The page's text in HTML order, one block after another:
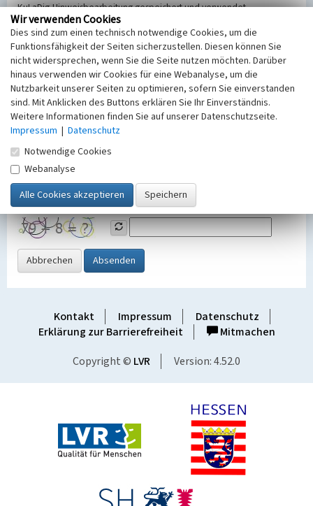
KuLaDig-Hinweisbearbeitung gespeichert und verwendet.
Selbstverständlich werden diese entsprechend der Vorschriften des
Telemediengesetzes, des Datenschutzgesetzes NRW und der seit
dem 25.05.2018 gültigen Europäischen Datenschutzgrundverordnung
(EU-DSGVO) vertraulich behandelt, beachten Sie bitte unsere
Hinweise zumDatenschutz
Nachricht
SicherheitsabfrageTragen Sie unten das Rechenergebnis aus der
Grafik ein
Abbrechen Absenden
Kontakt Impressum
Datenschutz
Erklärung zur Barrierefreiheit
Mitmachen
Copyright © LVR Version: 4.52.0
Wir verwenden Cookies
Dies sind zum einen technisch notwendige Cookies, um die
Funktionsfähigkeit der Seiten sicherzustellen. Diesen können Sie
nicht widersprechen, wenn Sie die Seite nutzen möchten. Darüber
hinaus verwenden wir Cookies für eine Webanalyse, um die
Nutzbarkeit unserer Seiten zu optimieren, sofern Sie einverstanden
sind. Mit Anklicken des Buttons erklären Sie Ihr Einverständnis.
Weitere Informationen finden Sie auf unserer Datenschutzseite.
Impressum | Datenschutz
Notwendige Cookies
Webanalyse